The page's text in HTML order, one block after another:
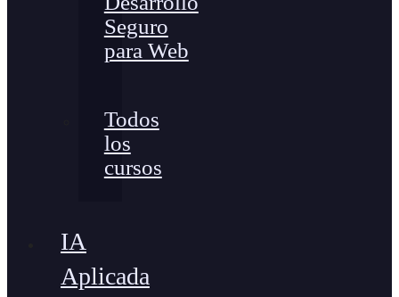
Seguro
para Web
Todos
los
cursos
IA
Aplicada